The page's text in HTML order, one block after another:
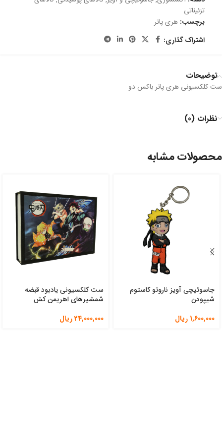
تزئیناتی
برچسب: هری پاتر
اشتراک گذاری:
توضیحات
ست کلکسیونی هری پاتر باکس دو
نظرات (0)
محصولات مشابه
جاسوئیچی آویز ناروتو کاستوم
شیپودن
1,600,000 ریال
ست کلکسیونی یادبود قبضه
شمشیرهای اهریمن کش
24,000,000ریال